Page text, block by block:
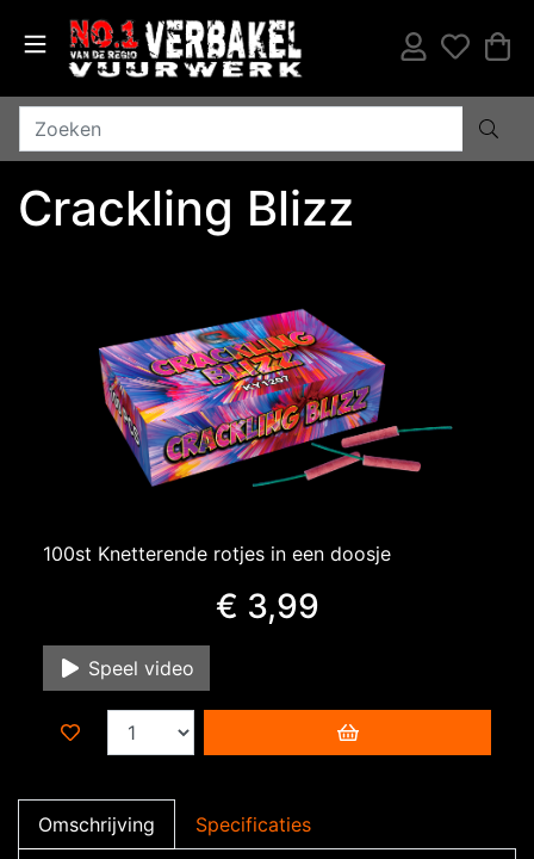
Crackling Blizz
100st Knetterende rotjes in een doosje
€ 3,99
Speel video
Omschrijving Specificaties